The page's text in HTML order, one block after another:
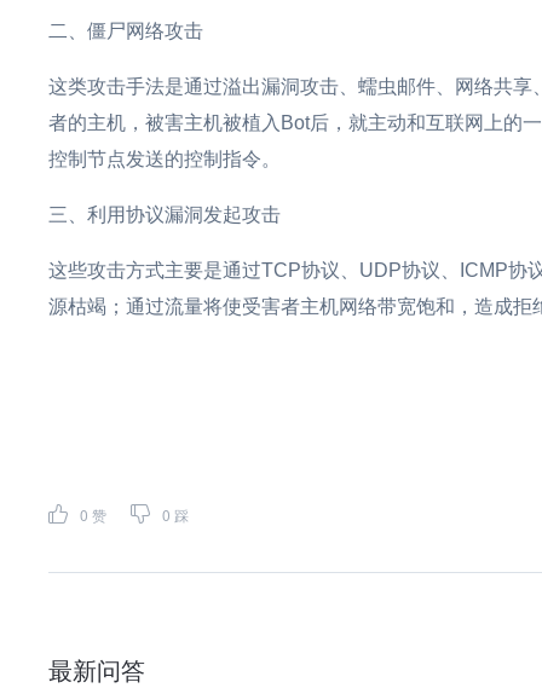
二、僵尸网络攻击
这类攻击手法是通过溢出漏洞攻击、蠕虫邮件、网络共
者的主机，被害主机被植入Bot后，就主动和互联网上的
控制节点发送的控制指令。
三、利用协议漏洞发起攻击
这些攻击方式主要是通过TCP协议、UDP协议、ICMP协
源枯竭；通过流量将使受害者主机网络带宽饱和，造成拒
0 赞 0 踩
最新问答